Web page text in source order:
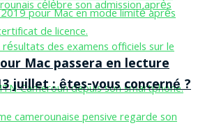
Mac passera en lecture
juillet : êtes-vous concerné ?